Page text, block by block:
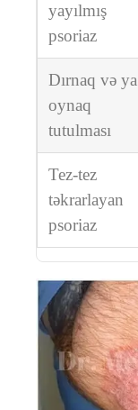
yayılmış
psoriaz
Dırnaq və ya
oynaq
tutulması
Tez-tez
təkrarlayan
psoriaz